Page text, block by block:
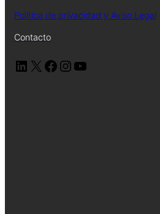
Política de privacidad y Aviso Legal
Contacto